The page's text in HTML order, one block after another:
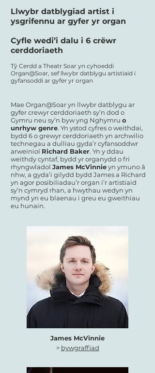
Llwybr datblygiad artist i
ysgrifennu ar gyfer yr organ
Cyfle wedi’i dalu i 6 crëwr
cerddoriaeth
Tŷ Cerdd a Theatr Soar yn cyhoeddi
Organ@Soar, sef llwybr datblygu artistiaid i
gyfansoddi ar gyfer yr organ
Mae Organ@Soar yn llwybr datblygu ar
gyfer crewyr cerddoriaeth sy’n dod o
Gymru neu sy’n byw yng Nghymru o
unrhyw genre. Yn ystod cyfres o weithdai,
bydd 6 o grewyr cerddoriaeth yn archwilio
technegau a dulliau gyda’r cyfansoddwr
arweiniol Richard Baker. Yn y ddau
weithdy cyntaf, bydd yr organydd o fri
rhyngwladol James McVinnieyn ymuno â
nhw, a gyda’i gilydd bydd James a Richard
yn agor posibiliadau’r organ i’r artistiaid
sy’n cymryd rhan, a hwythau wedyn yn
mynd yn eu blaenau i greu eu gweithiau
eu hunain.
James McVinnie
> bywgraffiad